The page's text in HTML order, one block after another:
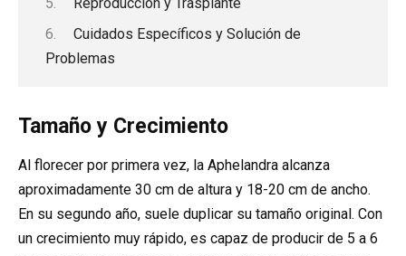
Cuidados Específicos y Solución de
Problemas
Tamaño y Crecimiento
Al florecer por primera vez, la Aphelandra alcanza
aproximadamente 30 cm de altura y 18-20 cm de ancho.
En su segundo año, suele duplicar su tamaño original. Con
un crecimiento muy rápido, es capaz de producir de 5 a 6